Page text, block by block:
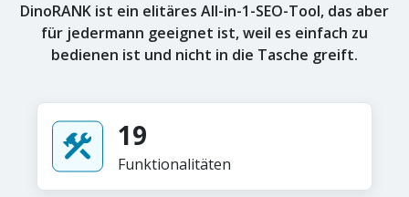
DinoRANK ist ein elitäres All-in-1-SEO-Tool, das aber
für jedermann geeignet ist, weil es einfach zu
bedienen ist und nicht in die Tasche greift.
19
Funktionalitäten